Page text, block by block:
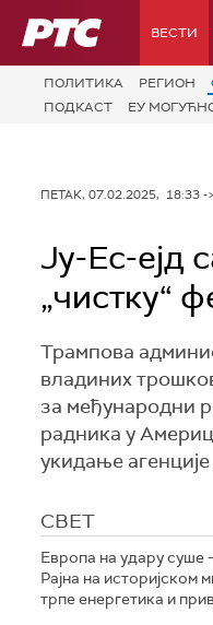
РТС ВЕСТИ
ПОЛИТИКА РЕГИОН
ПОДКАСТ
ЕУ
ПЕТАК, 07.02.2025, 18:33 -
Ју-Ес-ејд
„чистку“
Трампова
владиних
за међународни
радника у
укидање агенције
СВЕТ
Европа на удару суше
Рајна на историјском
трпе енергетика и